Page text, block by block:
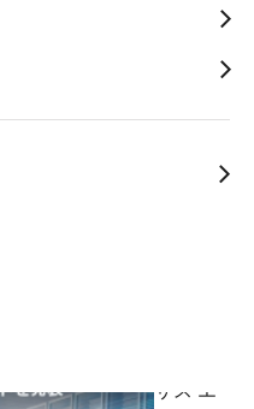
ジスタードクロ
プレックス デー
り 次世代
速度を最大
サス エ